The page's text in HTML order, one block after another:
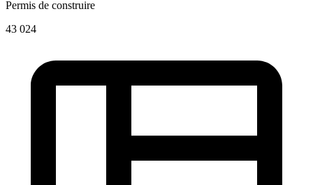
Permis de construire
43 024